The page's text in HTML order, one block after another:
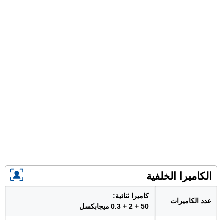
الكاميرا الخلفية
عدد الكاميرات
كاميرا ثنائية:
50 + 2 + 0.3 ميجابكسل